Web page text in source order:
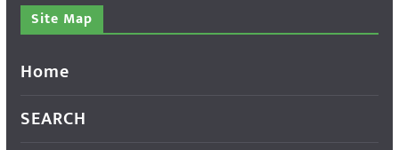
Site Map
Home
SEARCH